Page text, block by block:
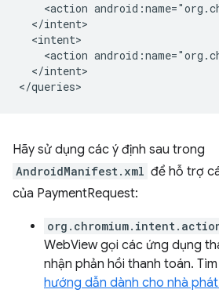
<action
<action
</intent>
Hãy sử dụng các ý định sau trong
AndroidManifest.xml để hỗ trợ
của PaymentRequest:
WebView gọi các ứng dụng
nhận phản hồi thanh toán.
hướng dẫn dành cho nhà